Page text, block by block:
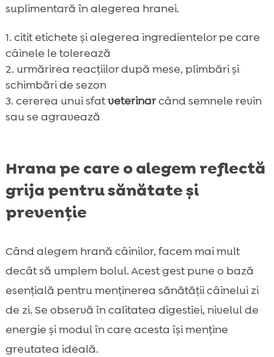
suplimentară în alegerea hranei.
citit etichete și alegerea ingredientelor pe care
câinele le tolerează
urmărirea reacțiilor după mese, plimbări și
schimbări de sezon
cererea unui sfatveterinarcând semnele revin
sau se agravează
Hrana pe care o alegem reflectă
grija pentru sănătate și
prevenție
Când alegem hrană câinilor, facem mai mult
decât să umplem bolul. Acest gest pune o bază
esențială pentru menținerea sănătății câinelui zi
de zi. Se observă în calitatea digestiei, nivelul de
energie și modul în care acesta își menține
greutatea ideală.